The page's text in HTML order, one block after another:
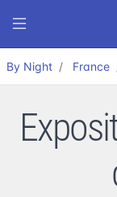
By Night France